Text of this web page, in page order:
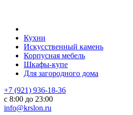
Кухни
Искусственный камень
Корпусная мебель
Шкафы-купе
Для загородного дома
+7 (921) 936-18-36
с 8:00 до 23:00
info@krslon.ru